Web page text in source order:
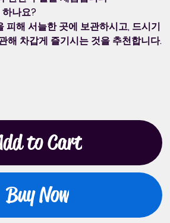
나요?
피해 서늘한 곳에 보관하시고, 드시기
해 차갑게 즐기시는 것을 추천합니다.
to Cart
Buy Now